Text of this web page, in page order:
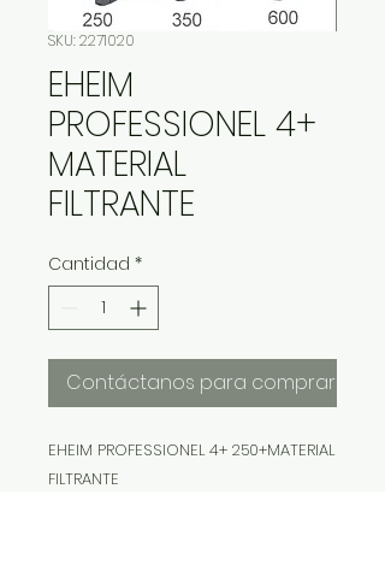
SKU: 2271020
EHEIM
PROFESSIONEL 4+
MATERIAL
FILTRANTE
Cantidad *
Contáctanos para comprar
EHEIM PROFESSIONEL 4+ 250+MATERIAL
FILTRANTE